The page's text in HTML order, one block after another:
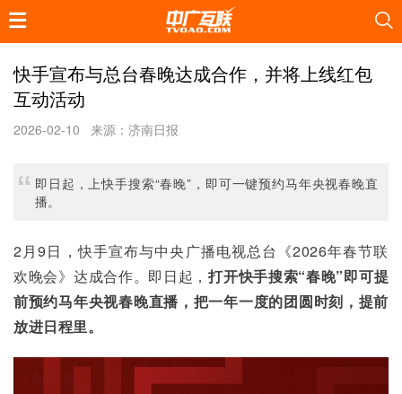
快手宣布与总台春晚达成合作，并将上线红包
互动活动
2026-02-10 来源：济南日报
即日起，上快手搜索“春晚”，即可一键预约马年央视春晚直
播。
2月9日，快手宣布与中央广播电视总台《2026年春节联
欢晚会》达成合作。即日起，打开快手搜索“春晚”即可提
前预约马年央视春晚直播，把一年一度的团圆时刻，提前
放进日程里。